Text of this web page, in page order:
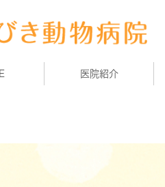
医院紹介